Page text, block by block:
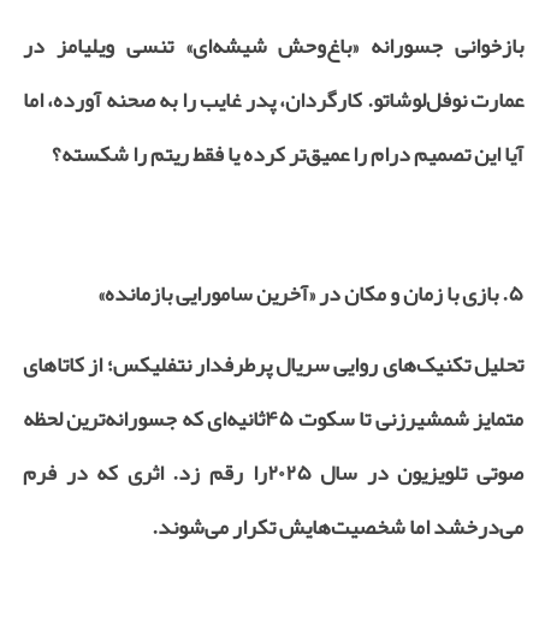
بازخوانی جسورانه «باغ‌وحش شیشه‌ای» تنسی ویلیامز در
عمارت نوفل‌لوشاتو. کارگردان، پدر غایب را به صحنه آورده، اما
آیا این تصمیم درام را عمیق‌تر کرده یا فقط ریتم را شکسته؟
۵. بازی با زمان و مکان در «آخرین سامورایی بازمانده»
تحلیل تکنیک‌های روایی سریال پرطرفدار نتفلیکس؛ از کاتاهای
متمایز شمشیرزنی تا سکوت۴۵ثانیه‌ای که جسورانه‌ترین لحظه
صوتی تلویزیون در سال۲۰۲۵را رقم زد. اثری که در فرم
می‌درخشد اما شخصیت‌هایش تکرار می‌شوند.